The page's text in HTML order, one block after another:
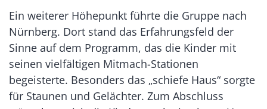
Ein weiterer Höhepunkt führte die Gruppe nach
Nürnberg. Dort stand das Erfahrungsfeld der
Sinne auf dem Programm, das die Kinder mit
seinen vielfältigen Mitmach-Stationen
begeisterte. Besonders das „schiefe Haus“ sorgte
für Staunen und Gelächter. Zum Abschluss